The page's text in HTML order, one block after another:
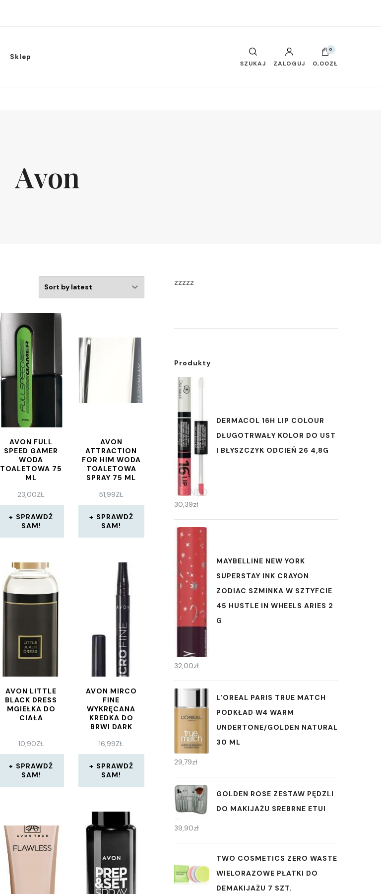
Sklep
SZUKAJ ZALOGUJ
0
0,00ZŁ
Avon
AVON FULL
SPEED GAMER
WODA
TOALETOWA 75
ML
23,00ZŁ
SPRAWDŹ
SAM!
AVON
ATTRACTION
FOR HIM WODA
TOALETOWA
SPRAY 75 ML
51,99ZŁ
SPRAWDŹ
SAM!
AVON LITTLE
BLACK DRESS
MGIEŁKA DO
CIAŁA
10,90ZŁ
SPRAWDŹ
SAM!
AVON MIRCO
FINE
WYKRĘCANA
KREDKA DO
BRWI DARK
16,99ZŁ
SPRAWDŹ
SAM!
zzzzz
Produkty
DERMACOL 16H LIP COLOUR
DŁUGOTRWAŁY KOLOR DO UST
I BŁYSZCZYK ODCIEŃ 26 4,8G
30,39zł
MAYBELLINE NEW YORK
SUPERSTAY INK CRAYON
ZODIAC SZMINKA W SZTYFCIE
45 HUSTLE IN WHEELS ARIES 2
G
32,00zł
L'OREAL PARIS TRUE MATCH
PODKŁAD W4 WARM
UNDERTONE/GOLDEN NATURAL
30 ML
29,79zł
GOLDEN ROSE ZESTAW PĘDZLI
DO MAKIJAŻU SREBRNE ETUI
39,90zł
TWO COSMETICS ZERO WASTE
WIELORAZOWE PŁATKI DO
DEMAKIJAŻU 7 SZT.